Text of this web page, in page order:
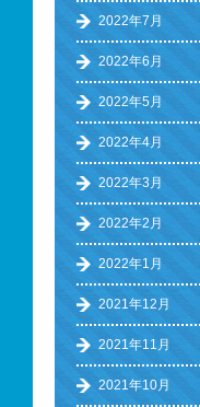
2022年7月
2022年6月
2022年5月
2022年4月
2022年3月
2022年2月
2022年1月
2021年12月
2021年11月
2021年10月